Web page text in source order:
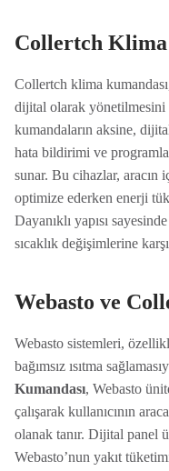
Collertch Klima
Collertch klima
dijital olarak yönetilmesini
kumandaların aksine,
hata bildirimi ve
sunar. Bu cihazlar, aracın
optimize ederken enerji
Dayanıklı yapısı
sıcaklık değişimlerine
Webasto ve
Webasto sistemleri,
bağımsız ısıtma
Kumandası, Webasto
çalışarak kullanıcının
olanak tanır. Dijital panel
Webasto’nun yakıt